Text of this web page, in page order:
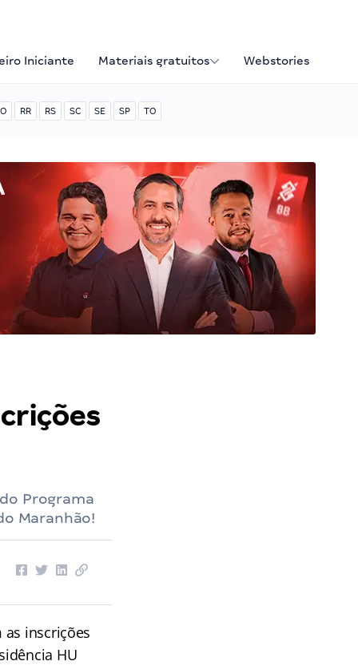
Iniciante Materiais gratuitos Webstories
RR RS SC SE SP TO
Programa
Maranhão!
as inscrições
HU